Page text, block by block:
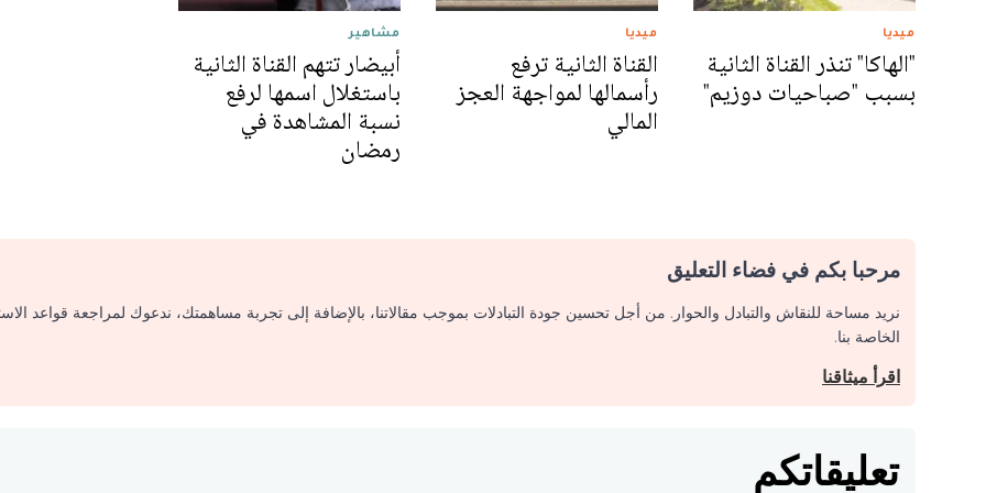
ميديا
"الهاكا" تنذر القناة الثانية
بسبب "صباحيات دوزيم"
ميديا
القناة الثانية ترفع
رأسمالها لمواجهة العجز
المالي
مشاهير
أبيضار تتهم القناة الثانية
باستغلال اسمها لرفع
نسبة المشاهدة في
رمضان
مرحبا بكم في فضاء التعليق
نريد مساحة للنقاش والتبادل والحوار. من أجل تحسين جودة التبادلات بموجب مقالاتنا، بالإضافة إلى تجربة مساهمتك، ندعوك لمراجعة قواعد
الخاصة بنا.
اقرأ ميثاقنا
تعليقاتكم